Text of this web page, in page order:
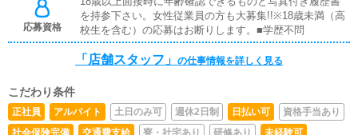
ば問題ありません。PCが苦手な人でも簡単にできます。
応募資格
を持参下さい。女性従業員の方も大募集!!※18歳未満（高
校生を含む）の応募はお断りします。■学歴不問
「店舗スタッフ」 の仕事情報を詳しく見る
こだわり条件
正社員 アルバイト 土日のみ可 週休2日制 日払い可
資格手当あり
社会保険完備
交通費支給 寮・社宅あり 研修あり
未経験可